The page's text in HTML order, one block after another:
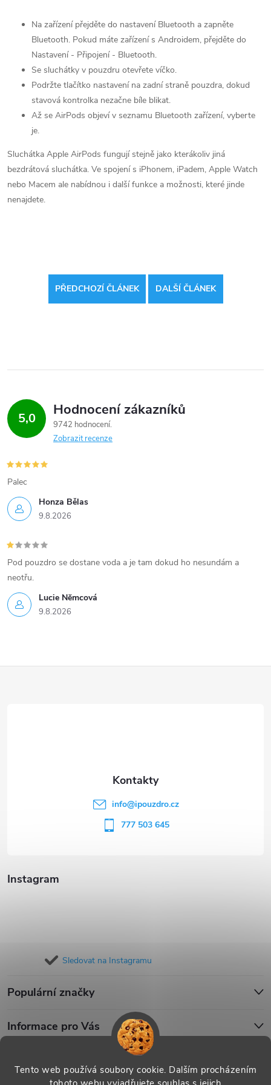
Tento web používá soubory cookie. Dalším procházením
Na zařízení přejděte do nastavení Bluetooth a zapněte
Bluetooth. Pokud máte zařízení s Androidem, přejděte do
Nastavení - Připojení - Bluetooth.
Se sluchátky v pouzdru otevřete víčko.
Podržte tlačítko nastavení na zadní straně pouzdra, dokud
stavová kontrolka nezačne bíle blikat.
Až se AirPods objeví v seznamu Bluetooth zařízení, vyberte
je.
Sluchátka Apple AirPods fungují stejně jako kterákoliv jiná
bezdrátová sluchátka. Ve spojení s iPhonem, iPadem, Apple Watch
nebo Macem ale nabídnou i další funkce a možnosti, které jinde
nenajdete.
PŘEDCHOZÍ ČLÁNEK DALŠÍ ČLÁNEK
5,0 Hodnocení zákazníků
9742 hodnocení
Zobrazit recenze
Honza Bělas
9.8.2026
Palec
Lucie Nĕmcová
9.8.2026
Pod pouzdro se dostane voda a je tam dokud ho nesundám a
neotřu.
Instagram
Sledovat na Instagramu
Populární značky
Informace pro Vás
info@ipouzdro.cz
777 503 645